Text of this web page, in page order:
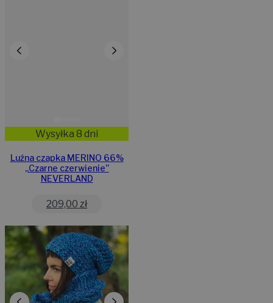
Wysyłka 8 dni
Luźna czapka MERINO 66%
„Czarne czerwienie”
NEVERLAND
209,00 zł